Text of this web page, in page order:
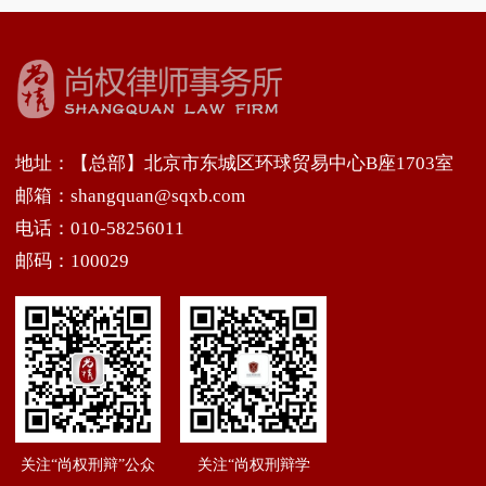
地址：【总部】北京市东城区环球贸易中心B座1703室
邮箱：shangquan@sqxb.com
电话：010-58256011
邮码：100029
关注“尚权刑辩”公众 关注“尚权刑辩学